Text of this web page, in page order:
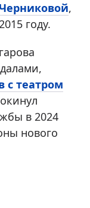
,
году.
с театром
в 2024
нового